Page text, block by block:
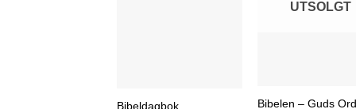
Bibeldagbok
UTSOLGT
Bibelen – Guds Ord